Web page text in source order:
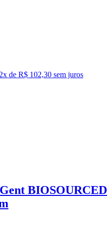
2x de R$ 102,30 sem juros
BIOSOURCED